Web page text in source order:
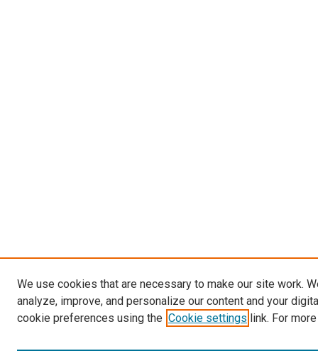
We use cookies that are necessary to make our site work.
analyze, improve, and personalize our content and your
cookie preferences using the Cookie settings link. For